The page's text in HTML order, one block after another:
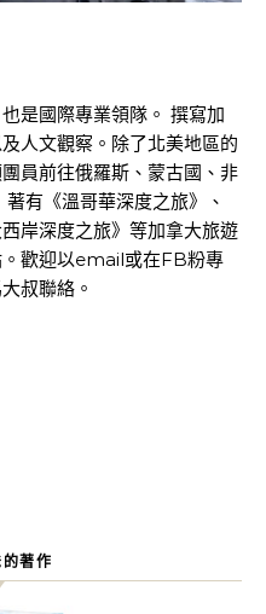
是國際專業領隊。 撰寫加
人文觀察。除了北美地區的
員前往俄羅斯、蒙古國、非
有《溫哥華深度之旅》、
岸深度之旅》等加拿大旅遊
歡迎以email或在FB粉專
叔聯絡。
著作